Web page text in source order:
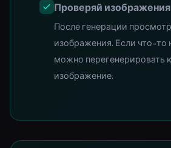
Проверяй изображения
После генерации
изображения. Если что-то
можно перегенерировать
изображение.